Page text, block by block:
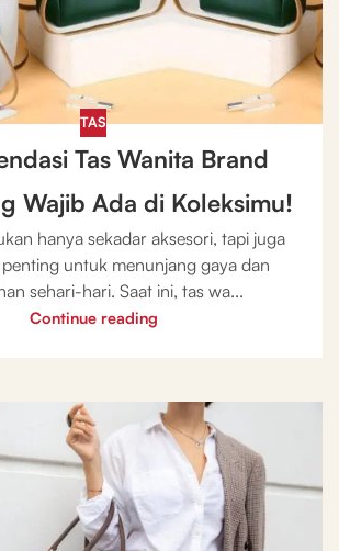
TAS
Tas Wanita Brand
Wajib Ada di Koleksimu!
hanya sekadar aksesori, tapi juga
untuk menunjang gaya dan
sehari-hari. Saat ini, tas wa...
Continue reading